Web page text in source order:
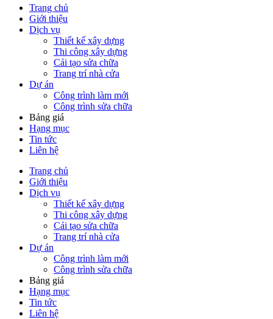
Trang chủ
Giới thiệu
Dịch vụ
Thiết kế xây dựng
Thi công xây dựng
Cải tạo sửa chữa
Trang trí nhà cửa
Dự án
Công trình làm mới
Công trình sửa chữa
Bảng giá
Hạng mục
Tin tức
Liên hệ
Trang chủ
Giới thiệu
Dịch vụ
Thiết kế xây dựng
Thi công xây dựng
Cải tạo sửa chữa
Trang trí nhà cửa
Dự án
Công trình làm mới
Công trình sửa chữa
Bảng giá
Hạng mục
Tin tức
Liên hệ